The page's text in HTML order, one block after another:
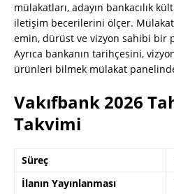
mülakatları, adayın bankacılık
iletişim becerilerini ölçer.
emin, dürüst ve vizyon sahibi bir
Ayrıca bankanın tarihçesini,
ürünleri bilmek mülakat
Vakıfbank 2026
Takvimi
Süreç
İlanın Yayınlanması